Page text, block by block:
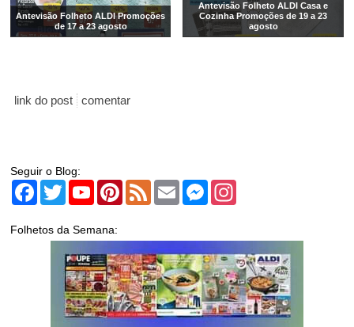
Antevisão Folheto ALDI Promoções
de 17 a 23 agosto
Antevisão Folheto ALDI Casa e
Cozinha Promoções de 19 a 23
agosto
link do post comentar
Seguir o Blog:
Facebook
TwitterYouTubePinterest
Feed Email Messenger
Folhetos da Semana: